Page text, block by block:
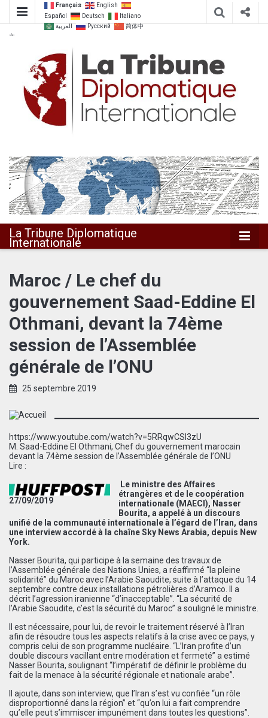
Français
English
Español
Deutsch
Italiano
العربية
Русский
简体中
文
La Tribune
Diplomatique
Internationale
La Tribune Diplomatique
Internationale
Maroc / Le chef du
gouvernement Saad-Eddine El
Othmani, devant la 74ème
session de l’Assemblée
générale de l’ONU
25 septembre 2019
https://www.youtube.com/watch?v=5RRqwCSI3zU
M. Saad-Eddine El Othmani, Chef du gouvernement marocain
devant la 74ème session de l’Assemblée générale de l’ONU
Lire :
27/09/2019
Le ministre des Affaires
étrangères et de le coopération
internationale (MAECI), Nasser
Bourita, a appelé à un discours
unifié de la communauté internationale à l’égard de l’Iran, dans
une interview accordé à la chaîne Sky News Arabia, depuis New
York.
Nasser Bourita, qui participe à la semaine des travaux de
l’Assemblée générale des Nations Unies, a réaffirmé “la pleine
solidarité” du Maroc avec l’Arabie Saoudite, suite à l’attaque du 14
septembre contre deux installations pétrolières d’Aramco. Il a
décrit l’agression iranienne “d’inacceptable”. “La sécurité de
l’Arabie Saoudite, c’est la sécurité du Maroc” a souligné le ministre.
Il est nécessaire, pour lui, de revoir le traitement réservé à l’Iran
afin de résoudre tous les aspects relatifs à la crise avec ce pays, y
compris celui de son programme nucléaire. “L’Iran profite d’un
double discours vacillant entre modération et fermeté” a estimé
Nasser Bourita, soulignant “l’impératif de définir le problème du
fait de la menace à la sécurité régionale et nationale arabe”.
Il ajoute, dans son interview, que l’Iran s’est vu confiée “un rôle
disproportionné dans la région” et “qu’on lui a fait comprendre
qu’elle peut s’immiscer impunément dans toutes les questions”.